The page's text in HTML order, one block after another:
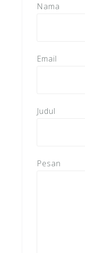
Nama
Email
Judul
Pesan